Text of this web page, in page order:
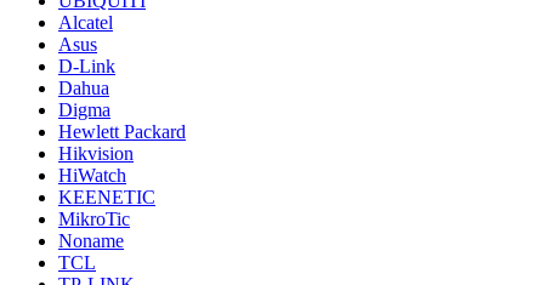
Alcatel
Asus
D-Link
Dahua
Digma
Hewlett Packard
Hikvision
HiWatch
KEENETIC
MikroTic
Noname
TCL